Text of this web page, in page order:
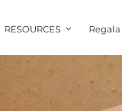
RESOURCES Regala